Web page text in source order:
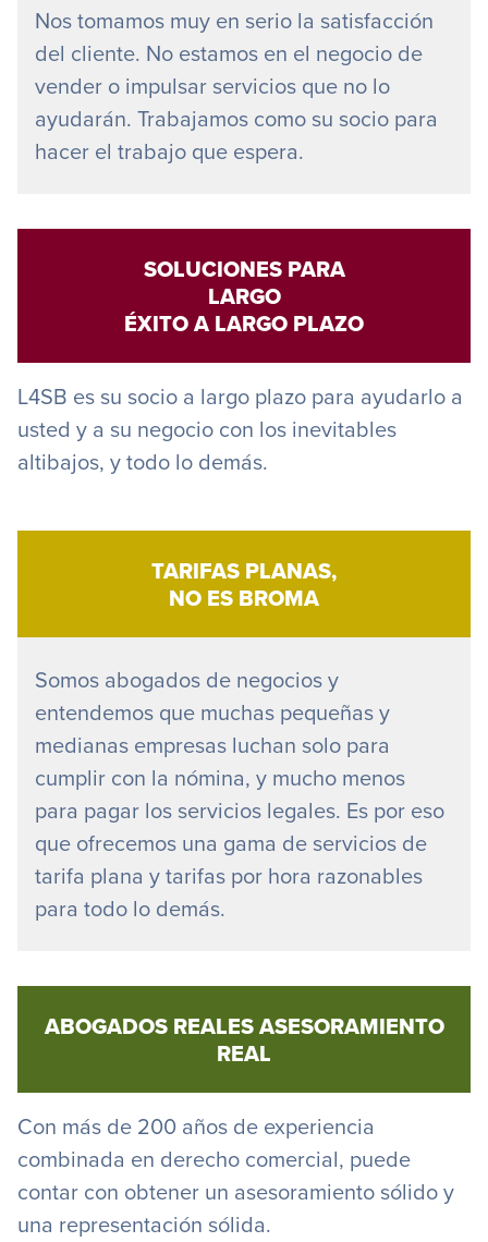
Nos tomamos muy en serio la satisfacción
del cliente. No estamos en el negocio de
vender o impulsar servicios que no lo
ayudarán. Trabajamos como su socio para
hacer el trabajo que espera.
SOLUCIONES PARA
LARGO
ÉXITO A LARGO PLAZO
L4SB es su socio a largo plazo para ayudarlo a
usted y a su negocio con los inevitables
altibajos, y todo lo demás.
TARIFAS PLANAS,
NO ES BROMA
Somos abogados de negocios y
entendemos que muchas pequeñas y
medianas empresas luchan solo para
cumplir con la nómina, y mucho menos
para pagar los servicios legales. Es por eso
que ofrecemos una gama de servicios de
tarifa plana y tarifas por hora razonables
para todo lo demás.
ABOGADOS REALES ASESORAMIENTO
REAL
Con más de 200 años de experiencia
combinada en derecho comercial, puede
contar con obtener un asesoramiento sólido y
una representación sólida.